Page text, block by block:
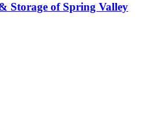
Storage of Spring Valley